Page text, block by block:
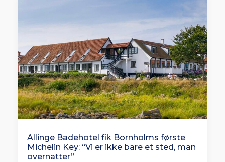
Allinge Badehotel fik Bornholms første
Michelin Key: “Vi er ikke bare et sted, man
overnatter”